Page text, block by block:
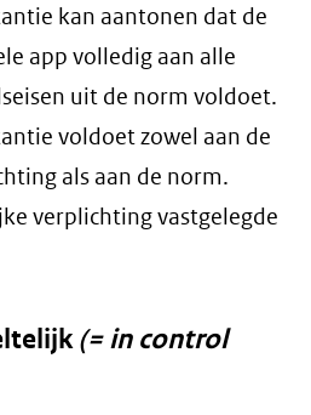
kan aantonen dat de
app volledig aan alle
uit de norm voldoet.
voldoet zowel aan de
als aan de norm.
verplichting vastgelegde
(= in control